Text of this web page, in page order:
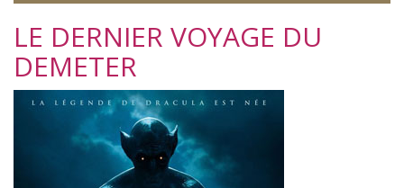
LE DERNIER VOYAGE DU
DEMETER